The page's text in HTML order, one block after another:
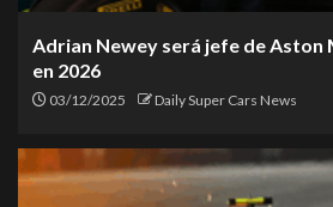
Adrian Newey será jefe de Aston
en 2026
03/12/2025 Daily Super Cars News